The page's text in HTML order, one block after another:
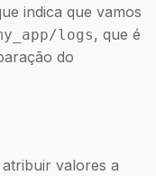
indica que vamos
logs, que é
do
valores a